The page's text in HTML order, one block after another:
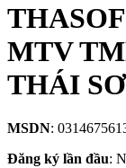
MTV
THÁI
MSDN:
Đăng ký lần đầu: